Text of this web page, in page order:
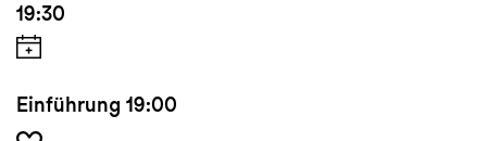
19:30
Einführung 19:00